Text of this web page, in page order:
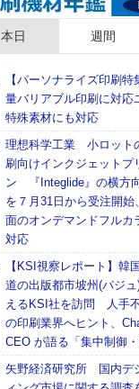
本日 週間
【パーソナライズ印刷
量バリアブル印刷に対応
特殊素材にも対応
理想科学工業 小ロット
刷向けインクジェットプ
ン 『Integlide』の横方
を７月31日から受注開始
面のオンデマンドフルカ
対応
【KSI視察レポート】韓
道の出版都市坡州(パジ
えるKSI社を訪問 人手
の印刷業界へヒント、
CEO が語る「集中制御・
矢野経済研究所 国内デ